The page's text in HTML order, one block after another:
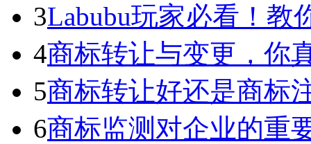
3Labubu玩家必看！教
4商标转让与变更，你
5商标转让好还是商标
6商标监测对企业的重